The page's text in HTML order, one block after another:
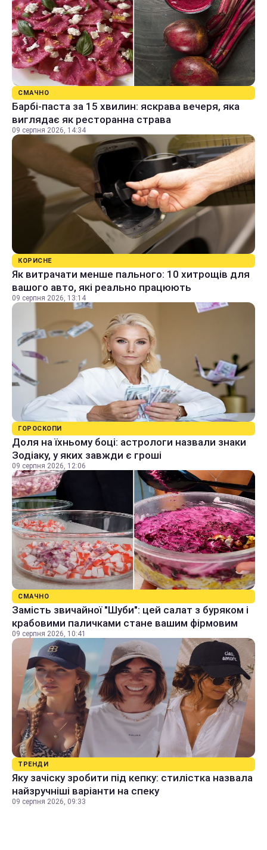
СМАЧНО
Барбі-паста за 15 хвилин: яскрава вечеря, яка
виглядає як ресторанна страва
09 серпня 2026, 14:34
КОРИСНЕ
Як витрачати менше пального: 10 хитрощів для
вашого авто, які реально працюють
09 серпня 2026, 13:14
ГОРОСКОПИ
Доля на їхньому боці: астрологи назвали знаки
Зодіаку, у яких завжди є гроші
09 серпня 2026, 12:06
СМАЧНО
Замість звичайної "Шуби": цей салат з буряком і
крабовими паличками стане вашим фірмовим
09 серпня 2026, 10:41
ТРЕНДИ
Яку зачіску зробити під кепку: стилістка назвала
найзручніші варіанти на спеку
09 серпня 2026, 09:33